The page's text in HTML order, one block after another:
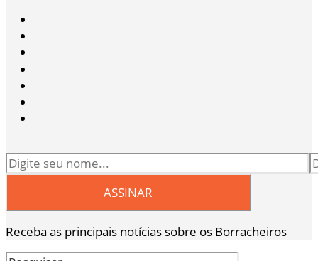
Receba as principais notícias sobre os Borracheiros